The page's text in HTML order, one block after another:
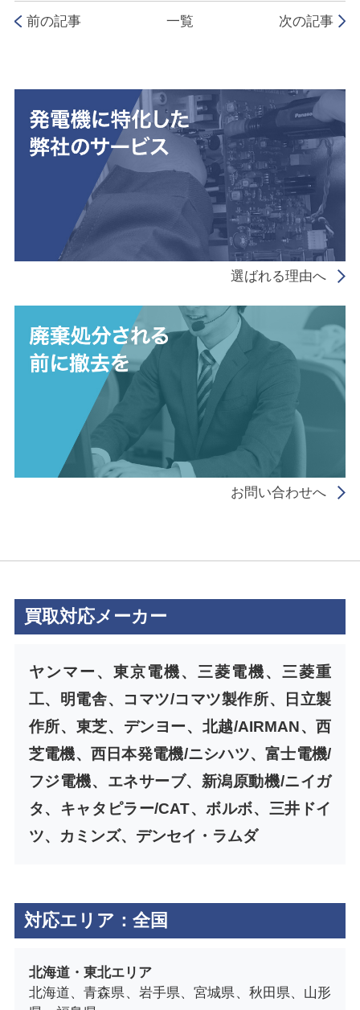
前の記事 一覧 次の記事
選ばれる理由へ
お問い合わせへ
買取対応メーカー
ヤンマー、東京電機、三菱電機、三菱重
工、明電舎、コマツ/コマツ製作所、日立製
作所、東芝、デンヨー、北越/AIRMAN、西
芝電機、西日本発電機/ニシハツ、富士電機/
フジ電機、エネサーブ、新潟原動機/ニイガ
タ、キャタピラー/CAT、ボルボ、三井ドイ
ツ、カミンズ、デンセイ・ラムダ
対応エリア：全国
北海道・東北エリア
北海道、青森県、岩手県、宮城県、秋田県、山形